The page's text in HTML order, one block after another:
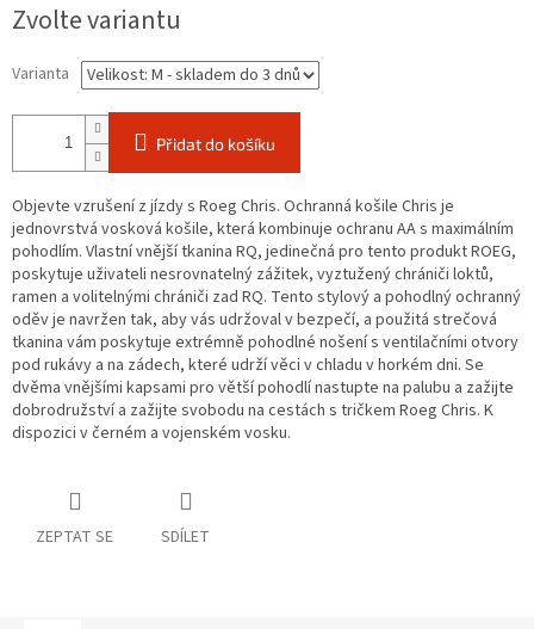
cena:
Zvolte variantu
Varianta
Přidat do košíku
Objevte vzrušení z jízdy s Roeg Chris. Ochranná košile Chris je
jednovrstvá vosková košile, která kombinuje ochranu AA s maximálním
pohodlím. Vlastní vnější tkanina RQ, jedinečná pro tento produkt ROEG,
poskytuje uživateli nesrovnatelný zážitek, vyztužený chrániči loktů,
ramen a volitelnými chrániči zad RQ. Tento stylový a pohodlný ochranný
oděv je navržen tak, aby vás udržoval v bezpečí, a použitá strečová
tkanina vám poskytuje extrémně pohodlné nošení s ventilačními otvory
pod rukávy a na zádech, které udrží věci v chladu v horkém dni. Se
dvěma vnějšími kapsami pro větší pohodlí nastupte na palubu a zažijte
dobrodružství a zažijte svobodu na cestách s tričkem Roeg Chris. K
dispozici v černém a vojenském vosku.
ZEPTAT SE SDÍLET